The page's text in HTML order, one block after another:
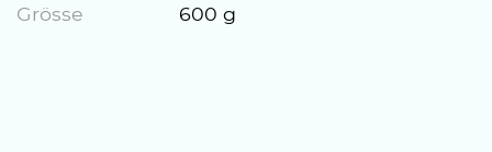
Grösse
600 g